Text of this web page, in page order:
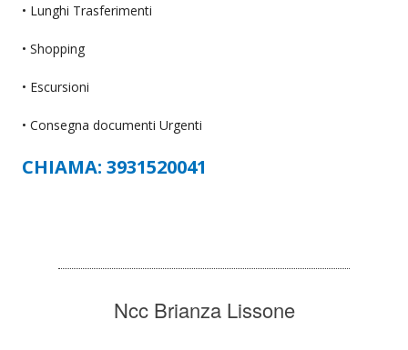
• Lunghi Trasferimenti
• Shopping
• Escursioni
• Consegna documenti Urgenti
CHIAMA: 3931520041
Ncc Brianza Lissone